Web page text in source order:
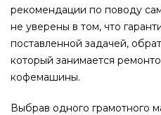
рекомендации по поводу
не уверены в том, что
поставленной задачей,
который занимается
кофемашины.
Выбрав одного грамотного